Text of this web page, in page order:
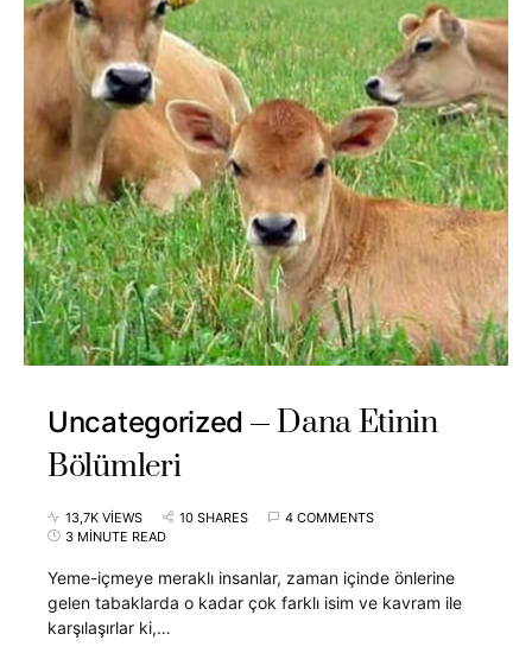
Uncategorized
Dana Etinin
Bölümleri
13,7K VIEWS 10 SHARES
4 COMMENTS
3 MINUTE READ
Yeme-içmeye meraklı insanlar, zaman içinde önlerine
gelen tabaklarda o kadar çok farklı isim ve kavram ile
karşılaşırlar ki,…